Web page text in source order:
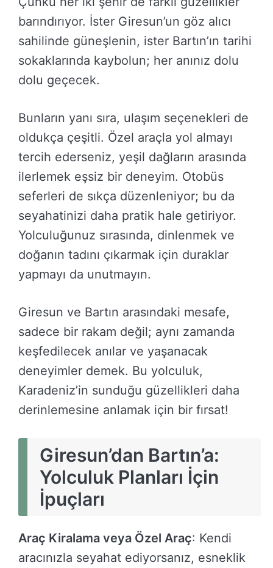
barındırıyor. İster Giresun’un göz alıcı
sahilinde güneşlenin, ister Bartın’ın tarihi
sokaklarında kaybolun; her anınız dolu
dolu geçecek.
Bunların yanı sıra, ulaşım seçenekleri de
oldukça çeşitli. Özel araçla yol almayı
tercih ederseniz, yeşil dağların arasında
ilerlemek eşsiz bir deneyim. Otobüs
seferleri de sıkça düzenleniyor; bu da
seyahatinizi daha pratik hale getiriyor.
Yolculuğunuz sırasında, dinlenmek ve
doğanın tadını çıkarmak için duraklar
yapmayı da unutmayın.
Giresun ve Bartın arasındaki mesafe,
sadece bir rakam değil; aynı zamanda
keşfedilecek anılar ve yaşanacak
deneyimler demek. Bu yolculuk,
Karadeniz’in sunduğu güzellikleri daha
derinlemesine anlamak için bir fırsat!
Giresun’dan Bartın’a:
Yolculuk Planları İçin
İpuçları
Araç Kiralama veya Özel Araç: Kendi
aracınızla seyahat ediyorsanız, esneklik